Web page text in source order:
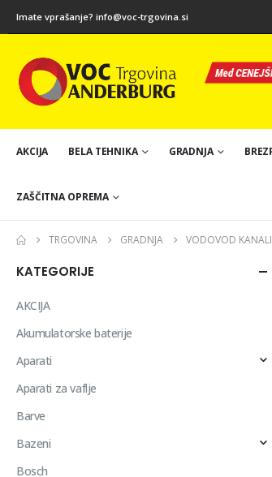
Imate vprašanje? info@voc-trgovina.si
AKCIJA BELA TEHNIKA GRADNJA
ZAŠČITNA OPREMA
TRGOVINA GRADNJA VODOVOD
KATEGORIJE
AKCIJA
Akumulatorske baterije
Aparati
Aparati za vaflje
Barve
Bazeni
Bosch